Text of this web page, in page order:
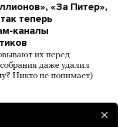
«За Питер»,
теперь
каналы
их перед
даже удалил
Никто не понимает)